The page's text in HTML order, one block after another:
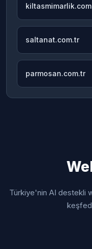
kiltasmimarlik.com
saltanat.com.tr
parmosan.com.tr
Türkiye'nin AI destekli